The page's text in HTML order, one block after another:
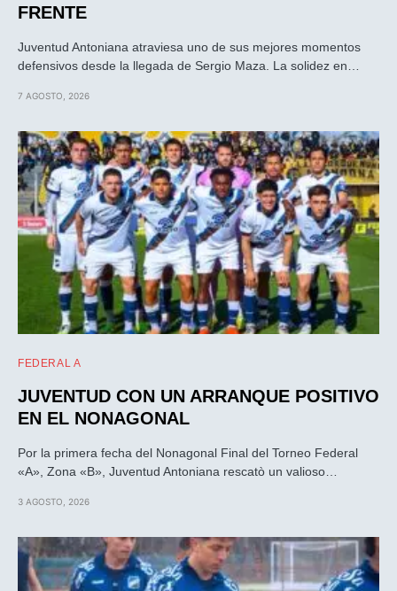
FRENTE
Juventud Antoniana atraviesa uno de sus mejores momentos
defensivos desde la llegada de Sergio Maza. La solidez en…
7 AGOSTO, 2026
FEDERAL A
JUVENTUD CON UN ARRANQUE POSITIVO
EN EL NONAGONAL
Por la primera fecha del Nonagonal Final del Torneo Federal
«A», Zona «B», Juventud Antoniana rescatò un valioso…
3 AGOSTO, 2026